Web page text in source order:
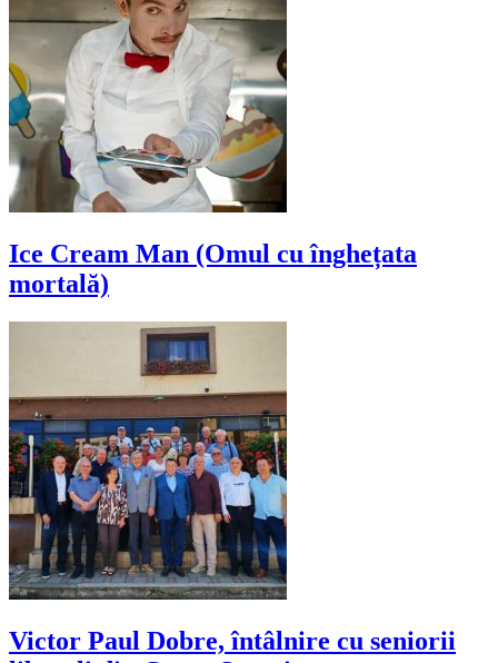
Ice Cream Man (Omul cu înghețata
mortală)
Victor Paul Dobre, întâlnire cu seniorii